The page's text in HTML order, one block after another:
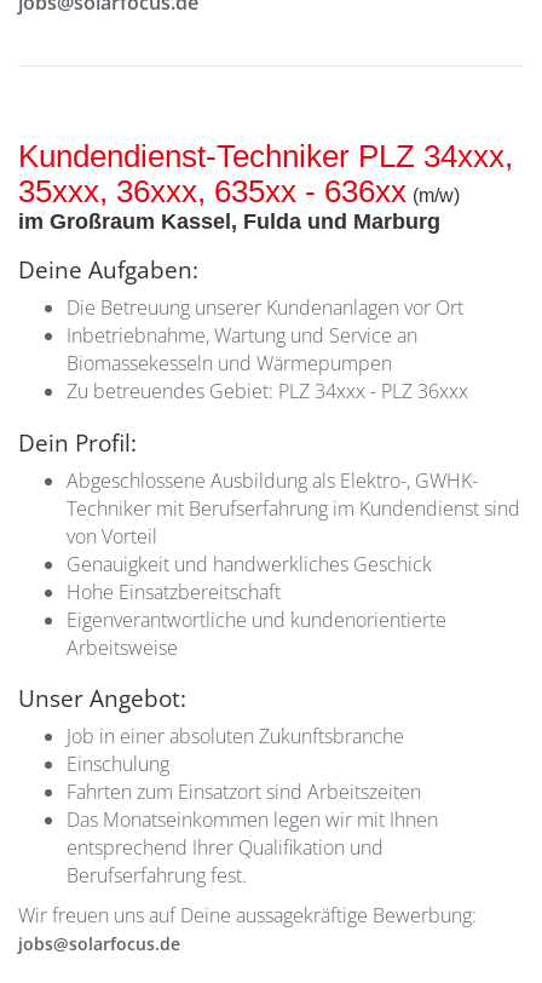
Kundendienst-Techniker PLZ 34xxx,
35xxx, 36xxx, 635xx - 636xx (m/w)
im Großraum Kassel, Fulda und Marburg
Deine Aufgaben:
Die Betreuung unserer Kundenanlagen vor Ort
Inbetriebnahme, Wartung und Service an
Biomassekesseln und Wärmepumpen
Zu betreuendes Gebiet: PLZ 34xxx - PLZ 36xxx
Dein Profil:
Abgeschlossene Ausbildung als Elektro-, GWHK-
Techniker mit Berufserfahrung im Kundendienst sind
von Vorteil
Genauigkeit und handwerkliches Geschick
Hohe Einsatzbereitschaft
Eigenverantwortliche und kundenorientierte
Arbeitsweise
Unser Angebot:
Job in einer absoluten Zukunftsbranche
Einschulung
Fahrten zum Einsatzort sind Arbeitszeiten
Das Monatseinkommen legen wir mit Ihnen
entsprechend Ihrer Qualifikation und
Berufserfahrung fest.
Wir freuen uns auf Deine aussagekräftige Bewerbung:
jobs@solarfocus.de